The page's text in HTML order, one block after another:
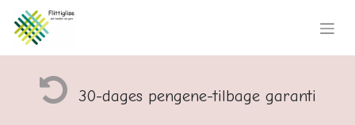
30-dages pengene-tilbage garanti